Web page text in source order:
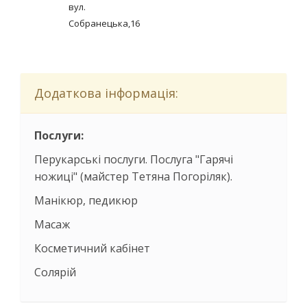
вул.
Собранецька,16
Додаткова інформація:
Послуги:
Перукарські послуги. Послуга "Гарячі
ножиці" (майстер Тетяна Погоріляк).
Манікюр, педикюр
Масаж
Косметичний кабінет
Солярій